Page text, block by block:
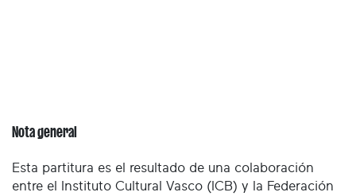
Nota general
Esta partitura es el resultado de una colaboración
entre el Instituto Cultural Vasco (ICB) y la Federación